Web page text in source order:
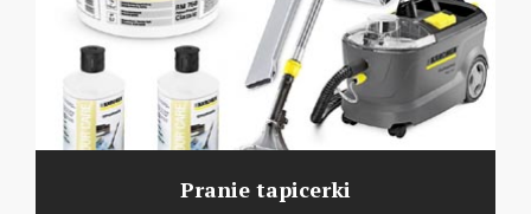
Pranie tapicerki